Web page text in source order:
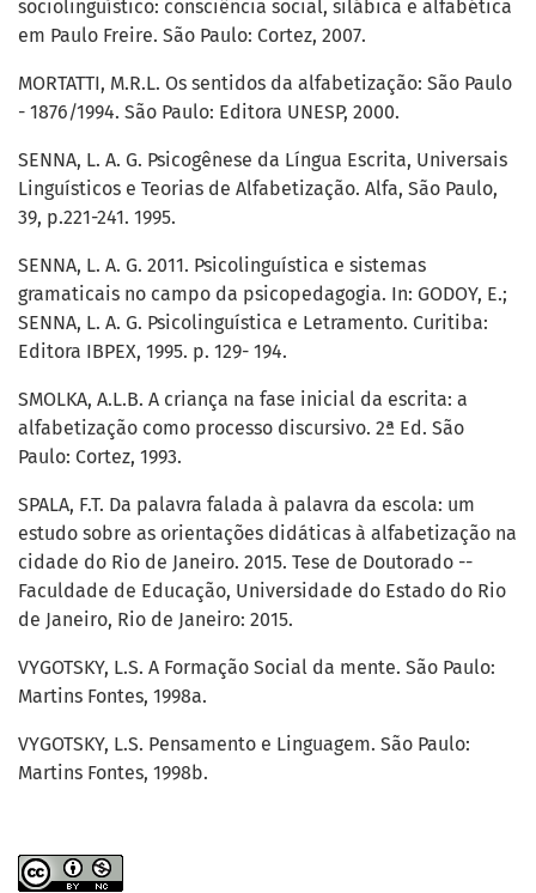
sociolinguístico: consciência social, silábica e alfabética
em Paulo Freire. São Paulo: Cortez, 2007.
MORTATTI, M.R.L. Os sentidos da alfabetização: São Paulo
- 1876/1994. São Paulo: Editora UNESP, 2000.
SENNA, L. A. G. Psicogênese da Língua Escrita, Universais
Linguísticos e Teorias de Alfabetização. Alfa, São Paulo,
39, p.221-241. 1995.
SENNA, L. A. G. 2011. Psicolinguística e sistemas
gramaticais no campo da psicopedagogia. In: GODOY, E.;
SENNA, L. A. G. Psicolinguística e Letramento. Curitiba:
Editora IBPEX, 1995. p. 129- 194.
SMOLKA, A.L.B. A criança na fase inicial da escrita: a
alfabetização como processo discursivo. 2ª Ed. São
Paulo: Cortez, 1993.
SPALA, F.T. Da palavra falada à palavra da escola: um
estudo sobre as orientações didáticas à alfabetização na
cidade do Rio de Janeiro. 2015. Tese de Doutorado --
Faculdade de Educação, Universidade do Estado do Rio
de Janeiro, Rio de Janeiro: 2015.
VYGOTSKY, L.S. A Formação Social da mente. São Paulo:
Martins Fontes, 1998a.
VYGOTSKY, L.S. Pensamento e Linguagem. São Paulo:
Martins Fontes, 1998b.